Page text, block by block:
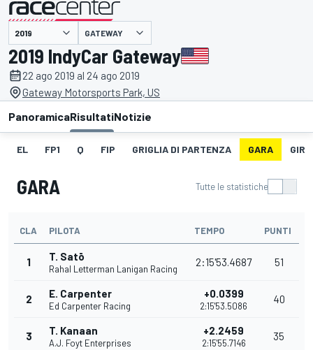
presentato da GATEWAY
2019 IndyCar Gateway
22 ago 2019 al 24 ago 2019
Gateway Motorsports Park, US
PanoramicaRisultatiNotizie
EL FP1 Q FIP GRIGLIA DI PARTENZA GARA
GARA Tutte le statistiche
CLA PILOTA TEMPO PUNTI
1 T. Satō
Rahal Letterman Lanigan Racing
2:15'53.4687 51
2 E. Carpenter
Ed Carpenter Racing
+0.0399
2:15'53.5086
40
3 T. Kanaan
A.J. Foyt Enterprises
+2.2459
2:15'55.7146
35